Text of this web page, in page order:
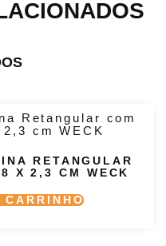
RETANGULAR
X 2,3 CM WECK
CARRINHO